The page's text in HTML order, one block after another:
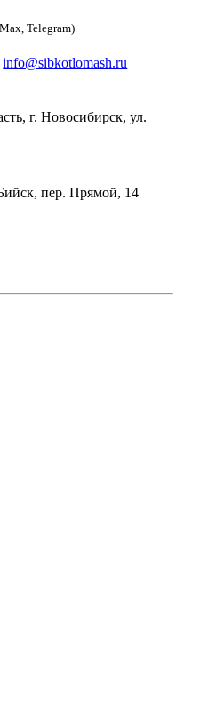
Telegram)
info@sibkotlomash.ru
г. Новосибирск, ул.
пер. Прямой, 14